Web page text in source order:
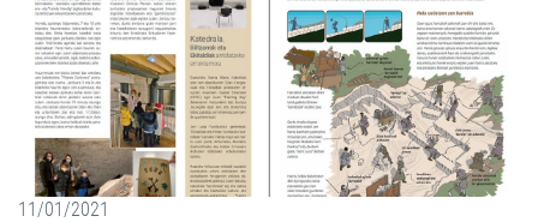
11/01/2021